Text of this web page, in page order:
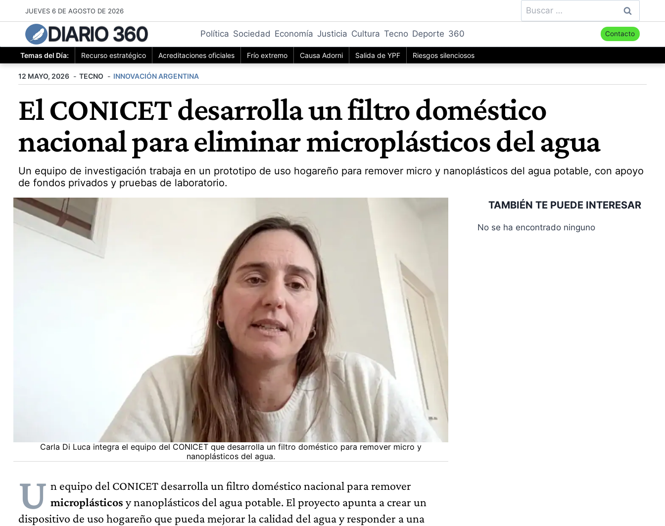
al
contenido
JUEVES 6 DE AGOSTO DE 2026 Buscar:
DIARIO 360 Política Sociedad Economía Justicia Cultura Tecno Deporte 360 Contacto
Temas del Día: Recurso estratégico Acreditaciones oficiales Frío extremo Causa Adorni Salida de YPF Riesgos silenciosos
12 MAYO, 2026 TECNO INNOVACIÓN ARGENTINA
El CONICET desarrolla un filtro doméstico
nacional para eliminar microplásticos del agua
Un equipo de investigación trabaja en un prototipo de uso hogareño para remover micro y nanoplásticos del agua potable, con apoyo
de fondos privados y pruebas de laboratorio.
Carla Di Luca integra el equipo del CONICET que desarrolla un filtro doméstico para remover micro y
nanoplásticos del agua.
U n equipo del CONICET desarrolla un filtro doméstico nacional para remover
microplásticos y nanoplásticos del agua potable. El proyecto apunta a crear un
dispositivo de uso hogareño que pueda mejorar la calidad del agua y responder a una
TAMBIÉN TE PUEDE INTERESAR
No se ha encontrado ninguno